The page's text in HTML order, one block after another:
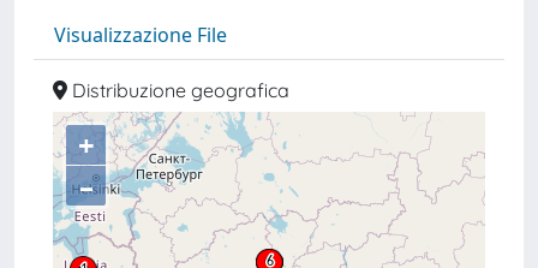
Visualizzazione File
Distribuzione geografica
+
–